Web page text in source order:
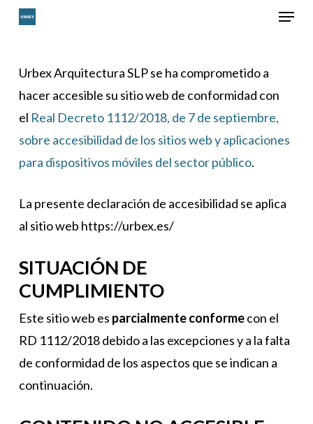
Skip
content
Menu
Urbex Arquitectura SLP se ha comprometido a
hacer accesible su sitio web de conformidad con
el Real Decreto 1112/2018, de 7 de septiembre,
sobre accesibilidad de los sitios web y aplicaciones
para dispositivos móviles del sector público.
La presente declaración de accesibilidad se aplica
al sitio web https://urbex.es/
SITUACIÓN DE
CUMPLIMIENTO
Este sitio web es parcialmente conformecon el
RD 1112/2018 debido a las excepciones y a la falta
de conformidad de los aspectos que se indican a
continuación.